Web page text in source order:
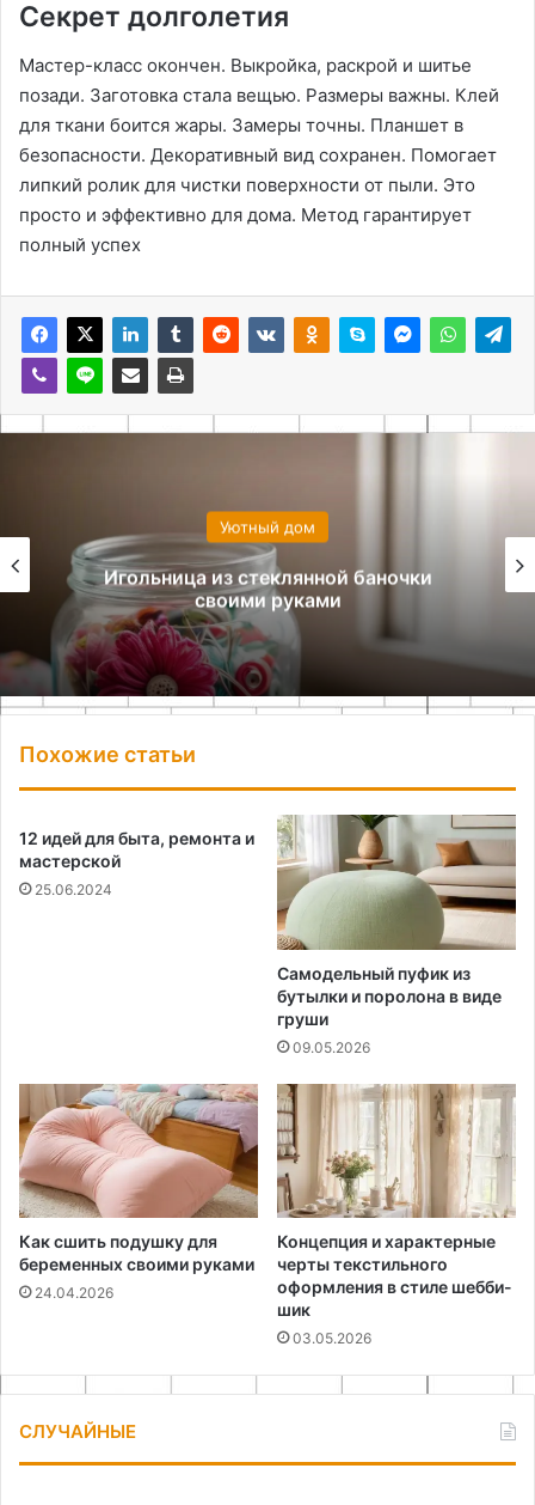
Секрет долголетия
Мастер-класс окончен. Выкройка, раскрой и шитье
позади. Заготовка стала вещью. Размеры важны. Клей
для ткани боится жары. Замеры точны. Планшет в
безопасности. Декоративный вид сохранен. Помогает
липкий ролик для чистки поверхности от пыли. Это
просто и эффективно для дома. Метод гарантирует
полный успех
Уютный дом
Игольница из стеклянной баночки
своими руками
Похожие статьи
12 идей для быта, ремонта и
мастерской
25.06.2024
Самодельный пуфик из
бутылки и поролона в виде
груши
09.05.2026
Как сшить подушку для
беременных своими руками
24.04.2026
Концепция и характерные
черты текстильного
оформления в стиле шебби-
шик
03.05.2026
СЛУЧАЙНЫЕ